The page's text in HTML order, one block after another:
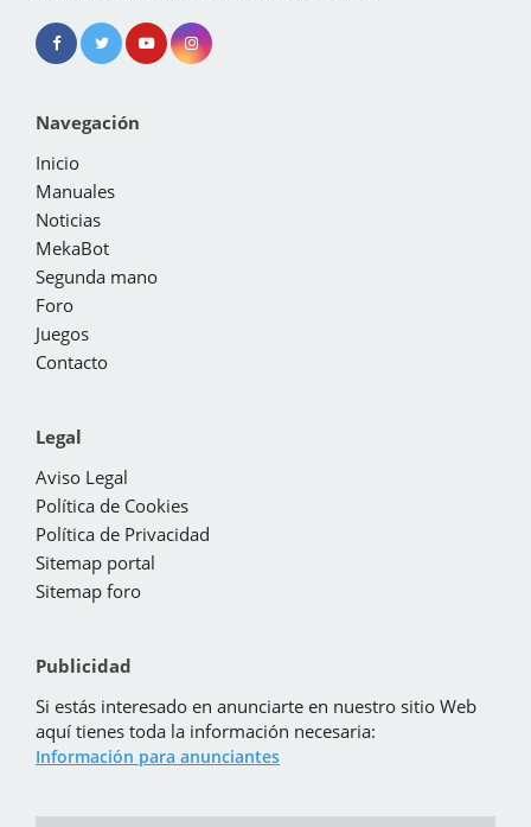
Navegación
Inicio
Manuales
Noticias
MekaBot
Segunda mano
Foro
Juegos
Contacto
Legal
Aviso Legal
Política de Cookies
Política de Privacidad
Sitemap portal
Sitemap foro
Publicidad
Si estás interesado en anunciarte en nuestro sitio Web
aquí tienes toda la información necesaria:
Información para anunciantes